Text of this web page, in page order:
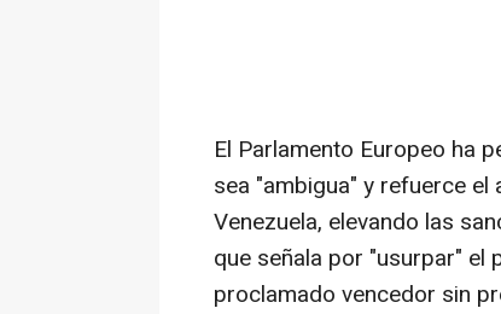
El Parlamento Europeo ha
sea "ambigua" y refuerce
Venezuela, elevando las
que señala por "usurpar" el
proclamado vencedor sin